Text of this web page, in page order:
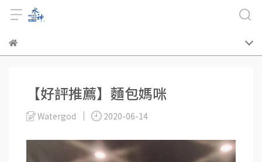
【好評推薦】麵包媽咪
Watergod 2020-06-14